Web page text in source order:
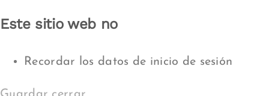
Este sitio web no
Recordar los datos de inicio de sesión